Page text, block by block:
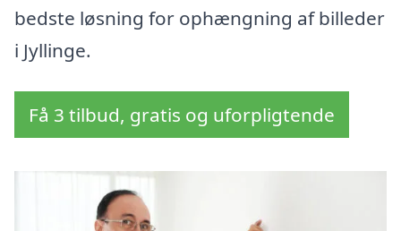
bedste løsning for ophængning af billeder
i Jyllinge.
Få 3 tilbud, gratis og uforpligtende